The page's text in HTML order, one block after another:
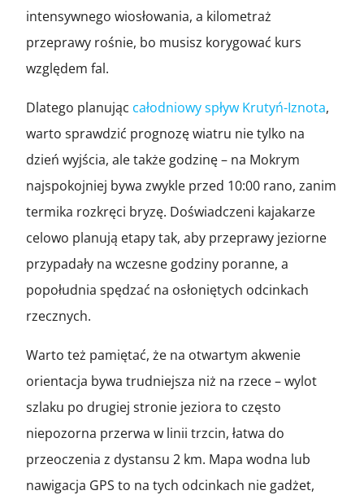
intensywnego wiosłowania, a kilometraż
przeprawy rośnie, bo musisz korygować kurs
względem fal.
Dlatego planując całodniowy spływ Krutyń-Iznota,
warto sprawdzić prognozę wiatru nie tylko na
dzień wyjścia, ale także godzinę – na Mokrym
najspokojniej bywa zwykle przed 10:00 rano, zanim
termika rozkręci bryzę. Doświadczeni kajakarze
celowo planują etapy tak, aby przeprawy jeziorne
przypadały na wczesne godziny poranne, a
popołudnia spędzać na osłoniętych odcinkach
rzecznych.
Warto też pamiętać, że na otwartym akwenie
orientacja bywa trudniejsza niż na rzece – wylot
szlaku po drugiej stronie jeziora to często
niepozorna przerwa w linii trzcin, łatwa do
przeoczenia z dystansu 2 km. Mapa wodna lub
nawigacja GPS to na tych odcinkach nie gadżet,